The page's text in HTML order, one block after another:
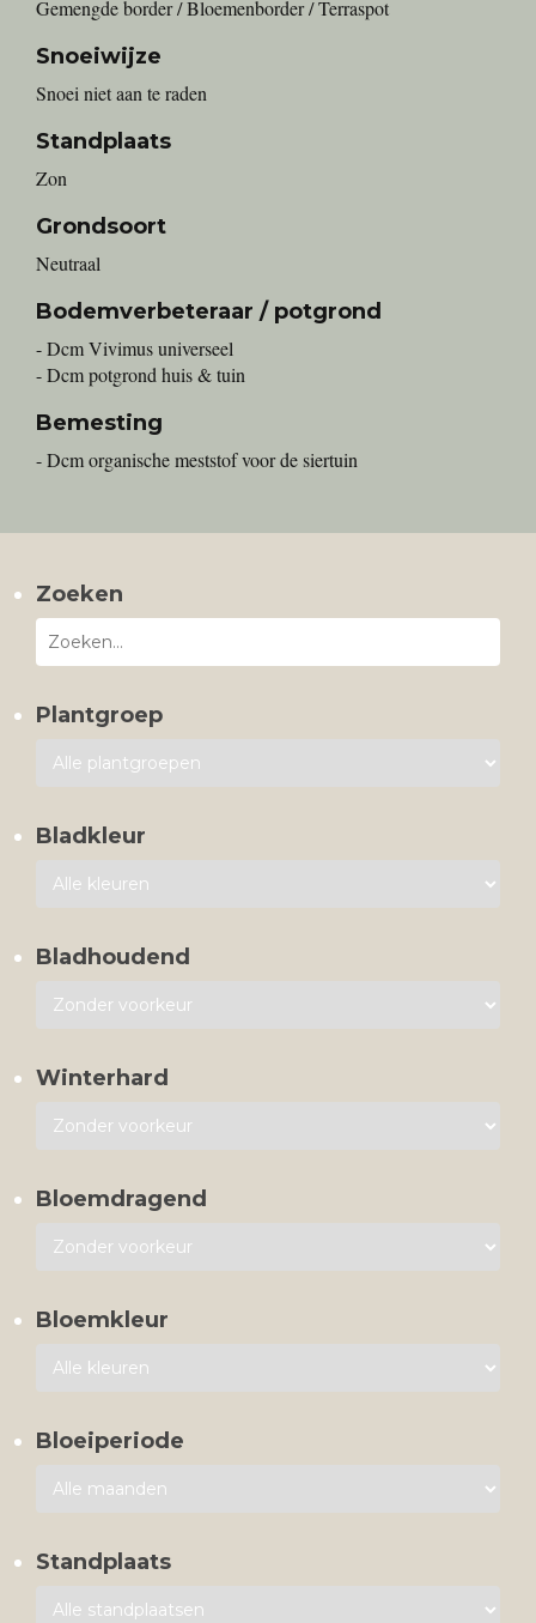
Gemengde border / Bloemenborder / Terraspot
Snoeiwijze
Snoei niet aan te raden
Standplaats
Zon
Grondsoort
Neutraal
Bodemverbeteraar / potgrond
- Dcm Vivimus universeel
- Dcm potgrond huis & tuin
Bemesting
- Dcm organische meststof voor de siertuin
Zoeken
Plantgroep
Bladkleur
Bladhoudend
Winterhard
Bloemdragend
Bloemkleur
Bloeiperiode
Standplaats